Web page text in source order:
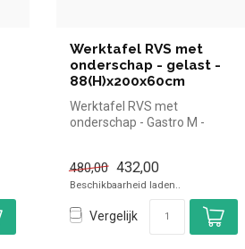
Werktafel RVS met
onderschap - gelast -
88(H)x200x60cm
Werktafel RVS met
onderschap - Gastro M -
480,00 432,00
Beschikbaarheid laden..
Vergelijk